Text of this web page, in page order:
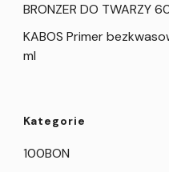
BRONZER DO TWARZY
KABOS Primer
ml
Kategorie
100BON